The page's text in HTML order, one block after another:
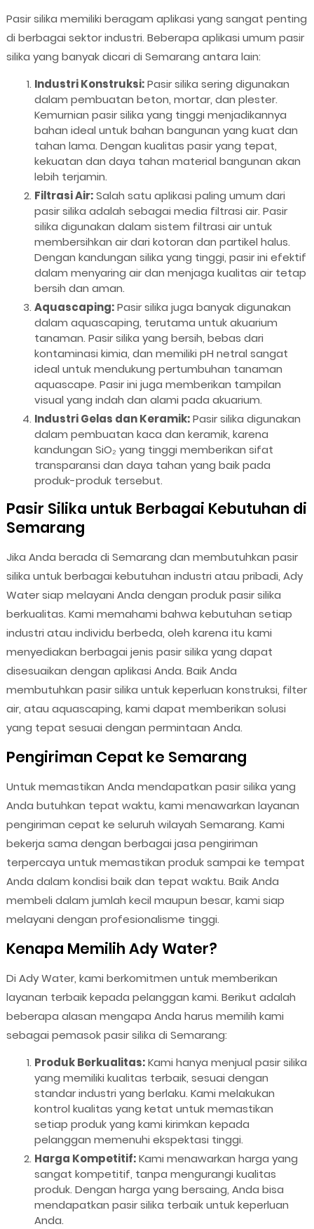
Pasir silika memiliki beragam aplikasi yang sangat penting
di berbagai sektor industri. Beberapa aplikasi umum pasir
silika yang banyak dicari di Semarang antara lain:
Industri Konstruksi:Pasir silika sering digunakan
dalam pembuatan beton, mortar, dan plester.
Kemurnian pasir silika yang tinggi menjadikannya
bahan ideal untuk bahan bangunan yang kuat dan
tahan lama. Dengan kualitas pasir yang tepat,
kekuatan dan daya tahan material bangunan akan
lebih terjamin.
Filtrasi Air:Salah satu aplikasi paling umum dari
pasir silika adalah sebagai media filtrasi air. Pasir
silika digunakan dalam sistem filtrasi air untuk
membersihkan air dari kotoran dan partikel halus.
Dengan kandungan silika yang tinggi, pasir ini efektif
dalam menyaring air dan menjaga kualitas air tetap
bersih dan aman.
Aquascaping:Pasir silika juga banyak digunakan
dalam aquascaping, terutama untuk akuarium
tanaman. Pasir silika yang bersih, bebas dari
kontaminasi kimia, dan memiliki pH netral sangat
ideal untuk mendukung pertumbuhan tanaman
aquascape. Pasir ini juga memberikan tampilan
visual yang indah dan alami pada akuarium.
Industri Gelas dan Keramik:Pasir silika digunakan
dalam pembuatan kaca dan keramik, karena
kandungan SiO₂ yang tinggi memberikan sifat
transparansi dan daya tahan yang baik pada
produk-produk tersebut.
Pasir Silika untuk Berbagai Kebutuhan di
Semarang
Jika Anda berada di Semarang dan membutuhkan pasir
silika untuk berbagai kebutuhan industri atau pribadi, Ady
Water siap melayani Anda dengan produk pasir silika
berkualitas. Kami memahami bahwa kebutuhan setiap
industri atau individu berbeda, oleh karena itu kami
menyediakan berbagai jenis pasir silika yang dapat
disesuaikan dengan aplikasi Anda. Baik Anda
membutuhkan pasir silika untuk keperluan konstruksi, filter
air, atau aquascaping, kami dapat memberikan solusi
yang tepat sesuai dengan permintaan Anda.
Pengiriman Cepat ke Semarang
Untuk memastikan Anda mendapatkan pasir silika yang
Anda butuhkan tepat waktu, kami menawarkan layanan
pengiriman cepat ke seluruh wilayah Semarang. Kami
bekerja sama dengan berbagai jasa pengiriman
terpercaya untuk memastikan produk sampai ke tempat
Anda dalam kondisi baik dan tepat waktu. Baik Anda
membeli dalam jumlah kecil maupun besar, kami siap
melayani dengan profesionalisme tinggi.
Kenapa Memilih Ady Water?
Di Ady Water, kami berkomitmen untuk memberikan
layanan terbaik kepada pelanggan kami. Berikut adalah
beberapa alasan mengapa Anda harus memilih kami
sebagai pemasok pasir silika di Semarang:
Produk Berkualitas:Kami hanya menjual pasir silika
yang memiliki kualitas terbaik, sesuai dengan
standar industri yang berlaku. Kami melakukan
kontrol kualitas yang ketat untuk memastikan
setiap produk yang kami kirimkan kepada
pelanggan memenuhi ekspektasi tinggi.
Harga Kompetitif:Kami menawarkan harga yang
sangat kompetitif, tanpa mengurangi kualitas
produk. Dengan harga yang bersaing, Anda bisa
mendapatkan pasir silika terbaik untuk keperluan
Anda.